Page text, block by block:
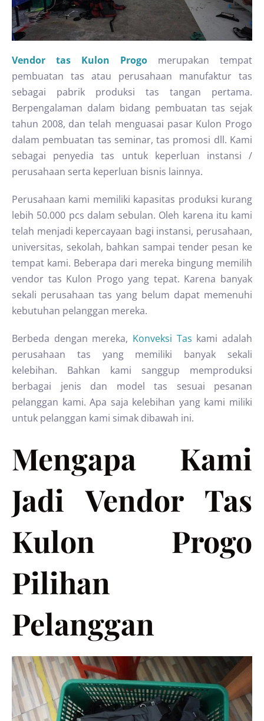
Vendor tas Kulon Progo
merupakan tempat
pembuatan tas atau perusahaan manufaktur tas
sebagai pabrik produksi tas tangan pertama.
Berpengalaman dalam bidang pembuatan tas sejak
tahun 2008, dan telah menguasai pasar Kulon Progo
dalam pembuatan tas seminar, tas promosi dll. Kami
sebagai penyedia tas untuk keperluan instansi /
perusahaan serta keperluan bisnis lainnya.
Perusahaan kami memiliki kapasitas produksi kurang
lebih 50.000 pcs dalam sebulan. Oleh karena itu kami
telah menjadi kepercayaan bagi instansi, perusahaan,
universitas, sekolah, bahkan sampai tender pesan ke
tempat kami. Beberapa dari mereka bingung memilih
vendor tas Kulon Progo yang tepat. Karena banyak
sekali perusahaan tas yang belum dapat memenuhi
kebutuhan pelanggan mereka.
Berbeda dengan mereka, Konveksi Tas kami adalah
perusahaan tas yang memiliki banyak sekali
kelebihan. Bahkan kami sanggup memproduksi
berbagai jenis dan model tas sesuai pesanan
pelanggan kami. Apa saja kelebihan yang kami miliki
untuk pelanggan kami simak dibawah ini.
Mengapa Kami
Jadi Vendor Tas
Kulon Progo
Pilihan
Pelanggan